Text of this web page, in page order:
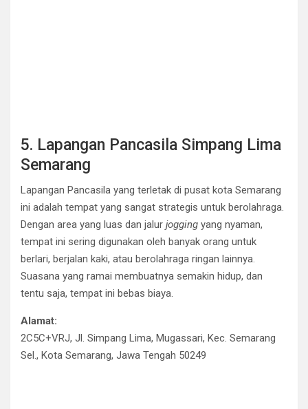
5. Lapangan Pancasila Simpang Lima
Semarang
Lapangan Pancasila yang terletak di pusat kota Semarang
ini adalah tempat yang sangat strategis untuk berolahraga.
Dengan area yang luas dan jalur jogging yang nyaman,
tempat ini sering digunakan oleh banyak orang untuk
berlari, berjalan kaki, atau berolahraga ringan lainnya.
Suasana yang ramai membuatnya semakin hidup, dan
tentu saja, tempat ini bebas biaya.
Alamat:
2C5C+VRJ, Jl. Simpang Lima, Mugassari, Kec. Semarang
Sel., Kota Semarang, Jawa Tengah 50249